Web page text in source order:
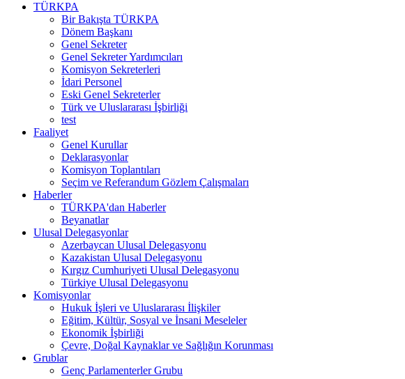
TÜRKPA
Bir Bakışta TÜRKPA
Dönem Başkanı
Genel Sekreter
Genel Sekreter Yardımcıları
Komisyon Sekreterleri
İdari Personel
Eski Genel Sekreterler
Türk ve Uluslararası İşbirliği
test
Faaliyet
Genel Kurullar
Deklarasyonlar
Komisyon Toplantıları
Seçim ve Referandum Gözlem Çalışmaları
Haberler
TÜRKPA'dan Haberler
Beyanatlar
Ulusal Delegasyonlar
Azerbaycan Ulusal Delegasyonu
Kazakistan Ulusal Delegasyonu
Kırgız Cumhuriyeti Ulusal Delegasyonu
Türkiye Ulusal Delegasyonu
Komisyonlar
Hukuk İşleri ve Uluslararası İlişkiler
Eğitim, Kültür, Sosyal ve İnsani Meseleler
Ekonomik İşbirliği
Çevre, Doğal Kaynaklar ve Sağlığın Korunması
Grublar
Genç Parlamenterler Grubu